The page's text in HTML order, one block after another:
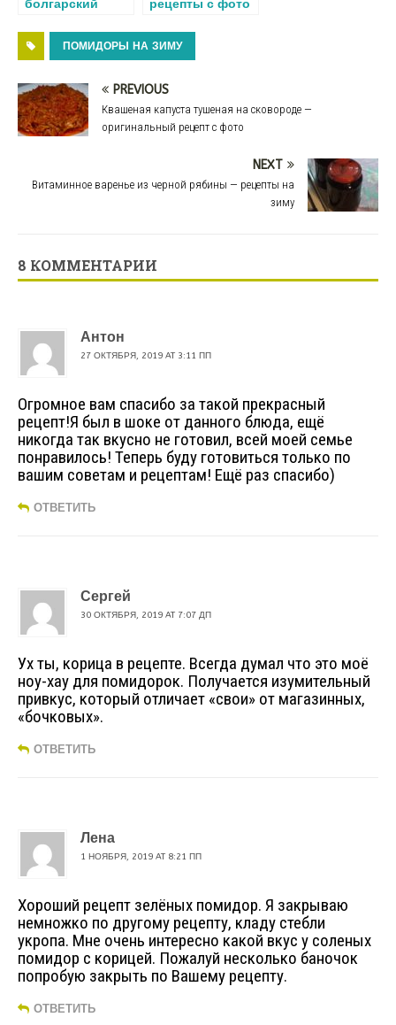
болгарский
на зиму —
простой рецепт
рецепты с фото
заготовки
ПОМИДОРЫ НА ЗИМУ
PREVIOUS
Квашеная капуста тушеная на сковороде —
оригинальный рецепт с фото
NEXT
Витаминное варенье из черной рябины — рецепты на
зиму
8 КОММЕНТАРИИ
Антон
27 ОКТЯБРЯ, 2019 AT 3:11 ПП
Огромное вам спасибо за такой прекрасный
рецепт!Я был в шоке от данного блюда, ещё
никогда так вкусно не готовил, всей моей семье
понравилось! Теперь буду готовиться только по
вашим советам и рецептам! Ещё раз спасибо)
ОТВЕТИТЬ
Сергей
30 ОКТЯБРЯ, 2019 AT 7:07 ДП
Ух ты, корица в рецепте. Всегда думал что это моё
ноу-хау для помидорок. Получается изумительный
привкус, который отличает «свои» от магазинных,
«бочковых».
ОТВЕТИТЬ
Лена
1 НОЯБРЯ, 2019 AT 8:21 ПП
Хороший рецепт зелёных помидор. Я закрываю
немножко по другому рецепту, кладу стебли
укропа. Мне очень интересно какой вкус у соленых
помидор с корицей. Пожалуй несколько баночок
попробую закрыть по Вашему рецепту.
ОТВЕТИТЬ